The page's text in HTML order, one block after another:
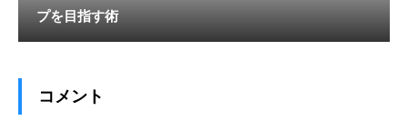
プを目指す術
コメント